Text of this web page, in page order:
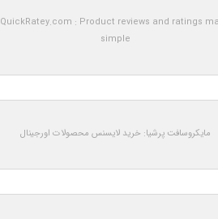
QuickRatey.com : Product reviews and ratings
simple
مایکروسافت پرشیا: خرید لایسنس محصولات اورجینال